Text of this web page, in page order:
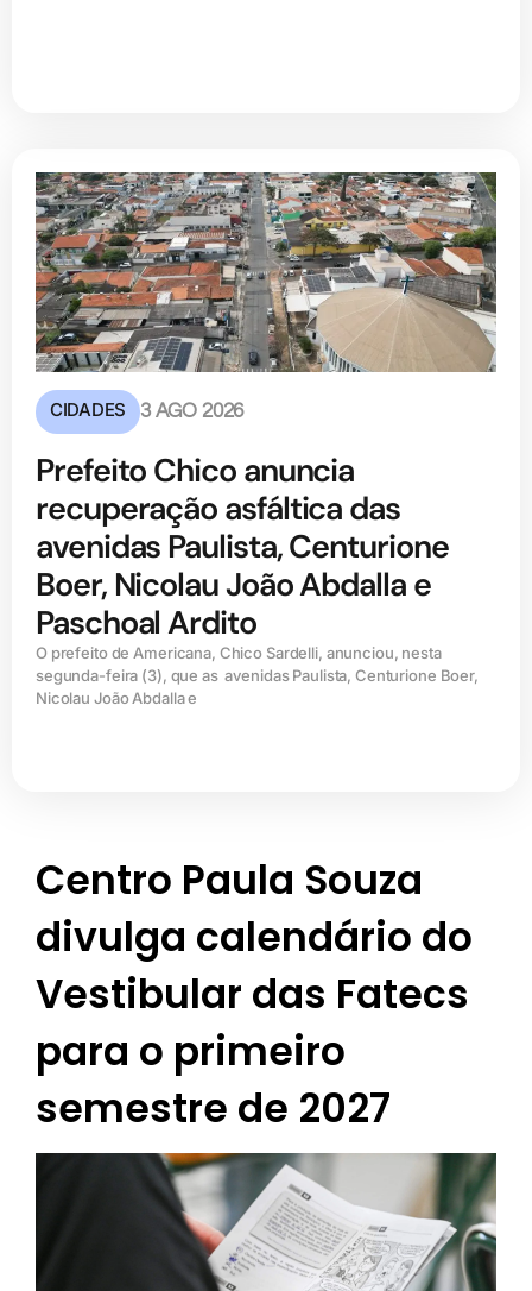
CIDADES 3 AGO 2026
Prefeito Chico anuncia
recuperação asfáltica das
avenidas Paulista, Centurione
Boer, Nicolau João Abdalla e
Paschoal Ardito
O prefeito de Americana, Chico Sardelli, anunciou, nesta
segunda-feira (3), que as avenidas Paulista, Centurione Boer,
Nicolau João Abdalla e
Centro Paula Souza
divulga calendário do
Vestibular das Fatecs
para o primeiro
semestre de 2027